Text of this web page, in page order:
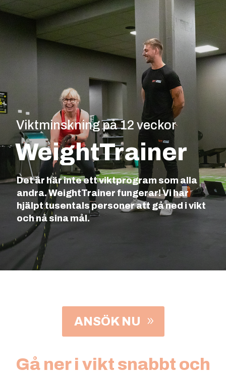
Viktminskning på 12 veckor
WeightTrainer
Det är här inte ett viktprogram som alla
andra. WeightTrainer fungerar! Vi har
hjälpt tusentals personer att gå ned i vikt
och nå sina mål.
ANSÖK NU
Gå ner i vikt snabbt och